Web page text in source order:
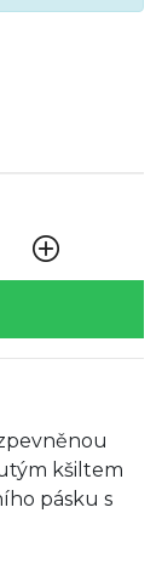
kšiltem
pásku s